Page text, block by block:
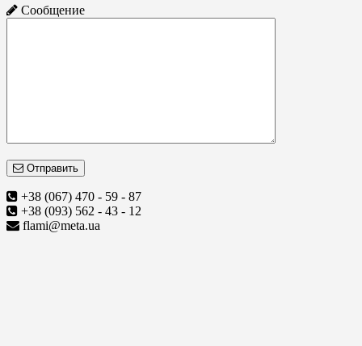
Сообщение
Отправить
+38 (067) 470 - 59 - 87
+38 (093) 562 - 43 - 12
flami@meta.ua